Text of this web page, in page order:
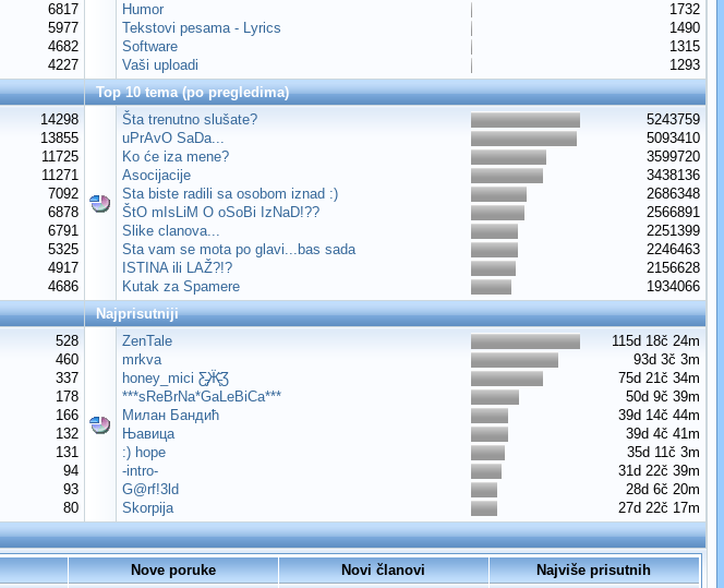
6817
5977
4682
4227
Humor
1732
Tekstovi pesama - Lyrics
1490
Software
1315
Vaši uploadi
1293
Top 10 tema (po pregledima)
14298
13855
11725
11271
7092
6878
6791
5325
4917
4686
Šta trenutno slušate?
5243759
uPrAvO SaDa...
5093410
Ko će iza mene?
3599720
Asocijacije
3438136
Sta biste radili sa osobom iznad :)
2686348
ŠtO mIsLiM O oSoBi IzNaD!??
2566891
Slike clanova...
2251399
Sta vam se mota po glavi...bas sada
2246463
ISTINA ili LAŽ?!?
2156628
Kutak za Spamere
1934066
Najprisutniji
528
460
337
178
166
132
131
94
93
80
ZenTale
115d 18č 24m
mrkva
93d 3č 3m
honey_mici Ƹ̵̡Ӝ̵̨̄Ʒ
75d 21č 34m
***sReBrNa*GaLeBiCa***
50d 9č 39m
Милан Бандић
39d 14č 44m
Њавица
39d 4č 41m
:) hope
35d 11č 3m
-intro-
31d 22č 39m
G@rf!3ld
28d 6č 20m
Skorpija
27d 22č 17m
Nove poruke Novi članovi
Najviše prisutnih